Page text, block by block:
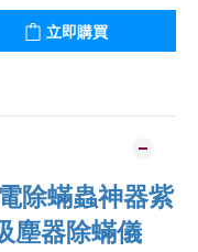
立即購買
除蟎蟲神器紫
塵器除蟎儀